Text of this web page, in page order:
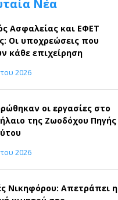
Νέα
Ασφαλείας και ΕΦΕΤ
Οι υποχρεώσεις που
κάθε επιχείρηση
2026
οι εργασίες στο
της Ζωοδόχου Πηγής
2026
Νικηφόρου: Απετράπει η